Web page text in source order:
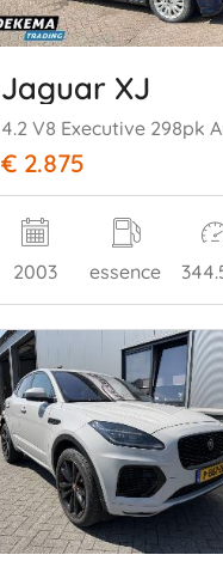
Jaguar XJ
€ 2.875
2003 essence